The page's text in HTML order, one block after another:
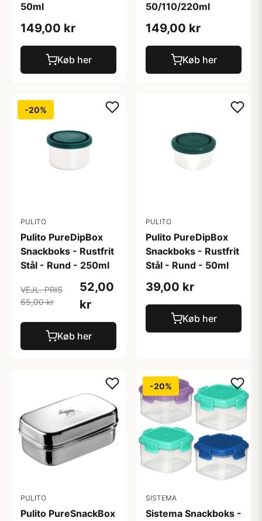
50ml
149,00 kr
Køb her
50/110/220ml
149,00 kr
Køb her
-20%
PULITO
Pulito PureDipBox
Snackboks - Rustfrit
Stål - Rund - 250ml
VEJL. PRIS
65,00 kr
52,00
kr
Køb her
PULITO
Pulito PureDipBox
Snackboks - Rustfrit
Stål - Rund - 50ml
39,00 kr
Køb her
PULITO
Pulito PureSnackBox
-20%
SISTEMA
Sistema Snackboks -